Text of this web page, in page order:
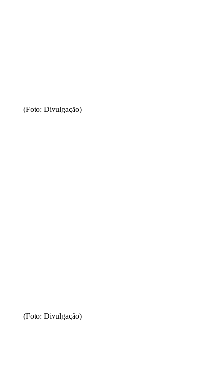
(Foto: Divulgação)
(Foto: Divulgação)